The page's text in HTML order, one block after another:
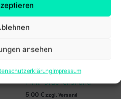
ansehen
Impressum
Print “Drachenstrand”
5,00€ zzgl. Versand